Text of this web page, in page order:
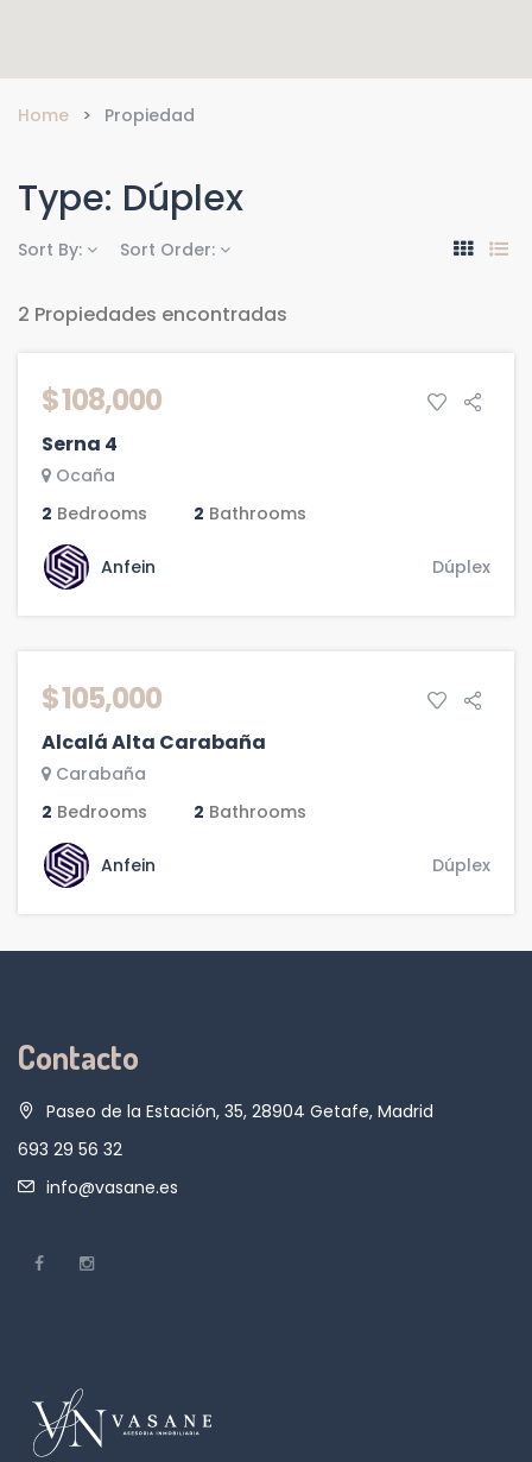
Home Propiedad
Type: Dúplex
Sort By: Sort Order:
2 Propiedades encontradas
DESTACADA
$ 108,000
Serna 4
Ocaña
2 Bedrooms 2 Bathrooms
Anfein Dúplex
DESTACADA
$ 105,000
Alcalá Alta Carabaña
Carabaña
2 Bedrooms 2 Bathrooms
Anfein Dúplex
Contacto
Paseo de la Estación, 35, 28904 Getafe, Madrid
693 29 56 32
info@vasane.es